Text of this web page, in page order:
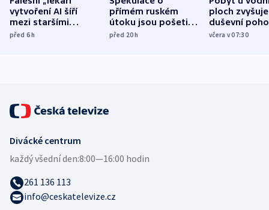
vytvoření AI šíří
mezi staršími
Poláky nebezpečné
před 6h
přímém ruském
útoku jsou pošetilé,
míní estonský
před 20h
ploch zvyšuje
duševní
ukázala
včera v 07:30
Divácké centrum
každý všední den:8:00—16:00 hodin
261 136 113
info@ceskatelevize.cz